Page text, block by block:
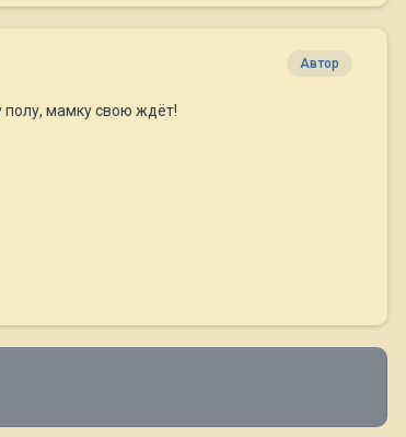
Автор
полу, мамку свою ждёт!